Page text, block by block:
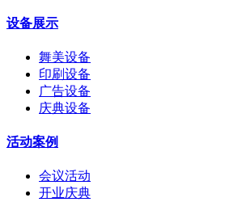
设备展示
舞美设备
印刷设备
广告设备
庆典设备
活动案例
会议活动
开业庆典